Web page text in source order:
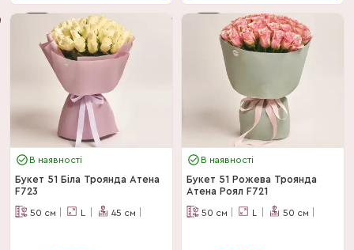
В наявності
Букет 51 Біла Троянда Атена
F723
50 см L 45 см
В наявності
Букет 51 Рожева Троянда
Атена Роял F721
50 см L 50 см